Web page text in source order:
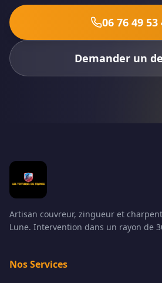
06 76 49 53
Demander un
Artisan couvreur, zingueur et
Lune. Intervention dans un rayon de
Nos Services